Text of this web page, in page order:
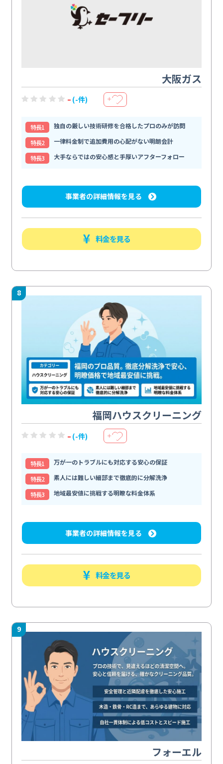
大阪ガス
- (-件) ＋
特⻑1
独自の厳しい技術研修を合格したプロのみが訪問
特⻑2
一律料金制で追加費用の心配がない明朗会計
特⻑3
大手ならではの安心感と手厚いアフターフォロー
事業者の詳細情報を見る
料金を見る
8
福岡ハウスクリーニング
- (-件) ＋
特⻑1
万が一のトラブルにも対応する安心の保証
特⻑2
素人には難しい細部まで徹底的に分解洗浄
特⻑3
地域最安値に挑戦する明瞭な料金体系
事業者の詳細情報を見る
料金を見る
9
フォーエル